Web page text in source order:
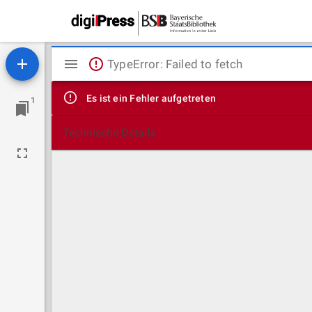
1
Mirador
Viewer
TypeError: Failed to fetch
Es ist ein Fehler aufgetreten
Technische Details